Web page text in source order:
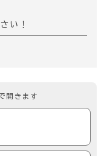
い！
開きます